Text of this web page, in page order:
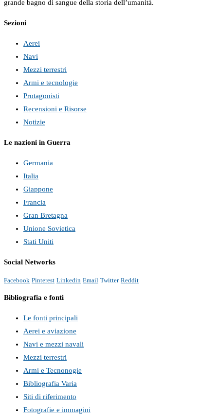
grande bagno di sangue della storia dell’umanità.
Sezioni
Aerei
Navi
Mezzi terrestri
Armi e tecnologie
Protagonisti
Recensioni e Risorse
Notizie
Le nazioni in Guerra
Germania
Italia
Giappone
Francia
Gran Bretagna
Unione Sovietica
Stati Uniti
Social Networks
Facebook Pinterest Linkedin Email Twitter Reddit
Bibliografia e fonti
Le fonti principali
Aerei e aviazione
Navi e mezzi navali
Mezzi terrestri
Armi e Tecnonogie
Bibliografia Varia
Siti di riferimento
Fotografie e immagini